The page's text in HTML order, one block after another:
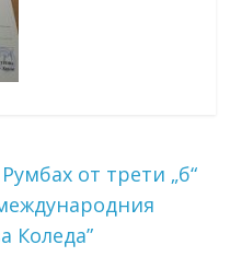
от трети „б“
Коледа”